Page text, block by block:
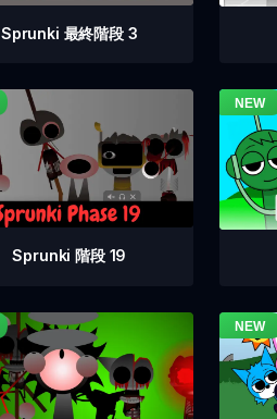
Sprunki 最終階段 3
Sprunki 階段 19